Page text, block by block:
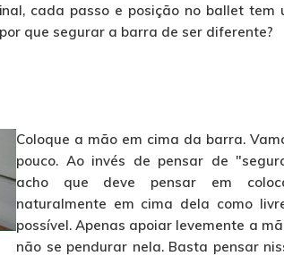
cada passo e posição no ballet tem
que segurar a barra de ser diferente?
Coloque a mão em cima da barra.
pouco. Ao invés de pensar de
acho que deve pensar em
naturalmente em cima dela como
possível. Apenas apoiar levemente a
não se pendurar nela. Basta pensar